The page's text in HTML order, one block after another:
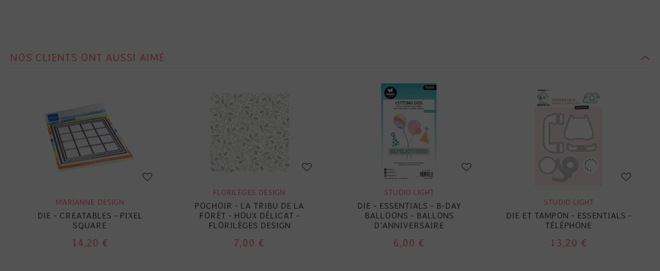
NOS CLIENTS ONT AUSSI AIMÉ
MARIANNE DESIGN
DIE - CREATABLES - PIXEL
SQUARE
14,20 €
FLORILÈGES DESIGN
POCHOIR - LA TRIBU DE LA
FORÊT - HOUX DÉLICAT -
FLORILÈGES DESIGN
7,00 €
STUDIO LIGHT
DIE - ESSENTIALS - B-DAY
BALLOONS - BALLONS
D'ANNIVERSAIRE
6,00 €
STUDIO LIGHT
DIE ET TAMPON - ESSENTIALS -
TÉLÉPHONE
13,20 €